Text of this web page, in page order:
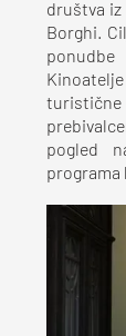
društva iz
Borghi.
turistične
pogled
programa